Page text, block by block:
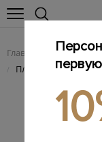
Главная Мужчинам
/ Плавательные